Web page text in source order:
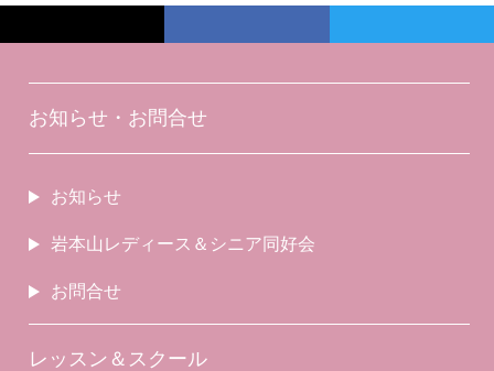
お知らせ・お問合せ
お知らせ
岩本山レディース＆シニア同好会
お問合せ
レッスン＆スクール